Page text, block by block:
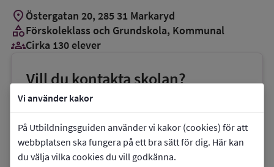
Vi använder kakor
På Utbildningsguiden använder vi kakor (cookies) för att
webbplatsen ska fungera på ett bra sätt för dig. Här kan
du välja vilka cookies du vill godkänna.
location_on Östergatan 20, 285 31 Markaryd
categoryFörskoleklass och Grundskola, Kommunal
groups_3Cirka 130 elever
Vill du kontakta skolan?
phoneTelefon:0433-72147
E-post:
cecilia.woronin-
salomonsson@markaryd.se
link Webbplats: Höjdenskolan F-3